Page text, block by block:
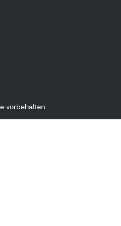
vorbehalten.